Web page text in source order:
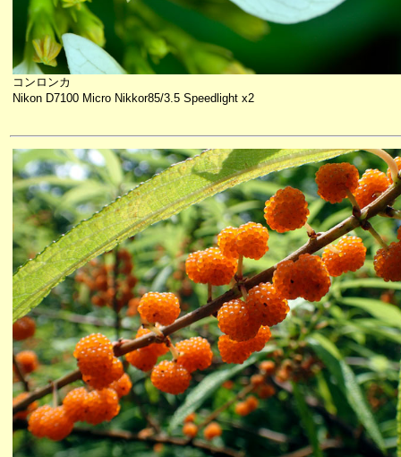
コンロンカ
Nikon D7100 Micro Nikkor85/3.5 Speedlight x2